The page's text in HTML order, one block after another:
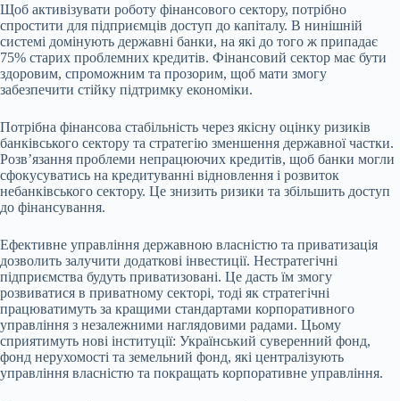
Щоб активізувати роботу фінансового сектору, потрібно
спростити для підприємців доступ до капіталу. В нинішній
системі домінують державні банки, на які до того ж припадає
75% старих проблемних кредитів. Фінансовий сектор має бути
здоровим, спроможним та прозорим, щоб мати змогу
забезпечити стійку підтримку економіки.
Потрібна фінансова стабільність через якісну оцінку ризиків
банківського сектору та стратегію зменшення державної частки.
Розвʼязання проблеми непрацюючих кредитів, щоб банки могли
сфокусуватись на кредитуванні відновлення і розвиток
небанківського сектору. Це знизить ризики та збільшить доступ
до фінансування.
Ефективне управління державною власністю та приватизація
дозволить залучити додаткові інвестиції. Нестратегічні
підприємства будуть приватизовані. Це дасть їм змогу
розвиватися в приватному секторі, тоді як стратегічні
працюватимуть за кращими стандартами корпоративного
управління з незалежними наглядовими радами. Цьому
сприятимуть нові інституції: Український суверенний фонд,
фонд нерухомості та земельний фонд, які централізують
управління власністю та покращать корпоративне управління.